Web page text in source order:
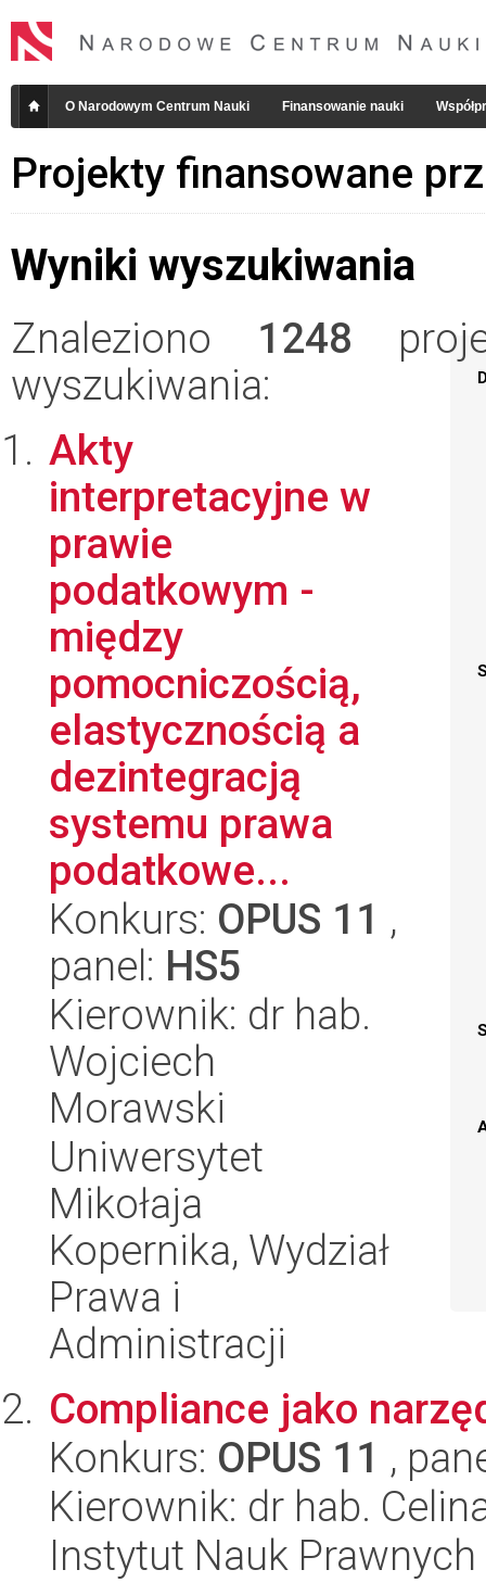
O Narodowym Centrum Nauki Finansowanie nauki
Projekty finansowane
Wyniki wyszukiwania
Znaleziono 1248
wyszukiwania:
Akty
interpretacyjne w
prawie
podatkowym -
między
pomocniczością,
elastycznością a
dezintegracją
systemu prawa
podatkowe...
Konkurs: OPUS 11 ,
panel: HS5
Kierownik: dr hab.
Wojciech
Morawski
Uniwersytet
Mikołaja
Kopernika, Wydział
Prawa i
Administracji
Compliance jako
Konkurs: OPUS 11 ,
Kierownik: dr hab.
Instytut Nauk Prawnych